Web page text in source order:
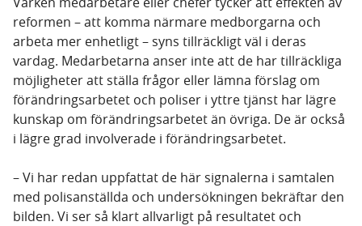
reformen – att komma närmare medborgarna och
arbeta mer enhetligt – syns tillräckligt väl i deras
vardag. Medarbetarna anser inte att de har tillräckliga
möjligheter att ställa frågor eller lämna förslag om
förändringsarbetet och poliser i yttre tjänst har lägre
kunskap om förändringsarbetet än övriga. De är också
i lägre grad involverade i förändringsarbetet.
– Vi har redan uppfattat de här signalerna i samtalen
med polisanställda och undersökningen bekräftar den
bilden. Vi ser så klart allvarligt på resultatet och